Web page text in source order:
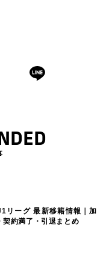
リーグ 最新移籍情報｜加
契約満了・引退まとめ